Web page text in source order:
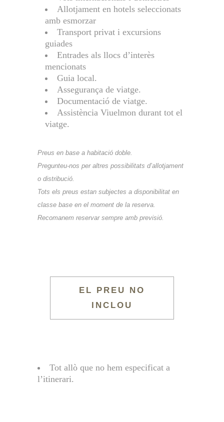
Allotjament en hotels seleccionats
amb esmorzar
Transport privat i excursions
guiades
Entrades als llocs d’interès
mencionats
Guia local.
Assegurança de viatge.
Documentació de viatge.
Assistència Viuelmon durant tot el
viatge.
Preus en base a habitació doble.
Pregunteu-nos per altres possibilitats d’allotjament
o distribució.
Tots els preus estan subjectes a disponibilitat en
classe base en el moment de la reserva.
Recomanem reservar sempre amb previsió.
EL PREU NO
INCLOU
Tot allò que no hem especificat a
l’itinerari.